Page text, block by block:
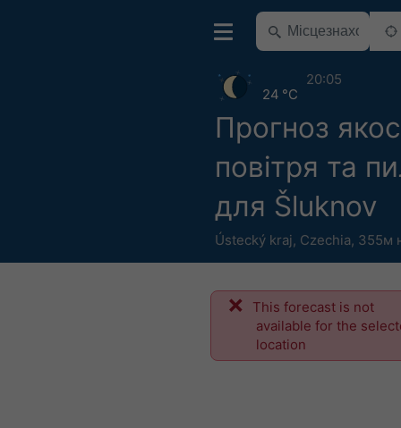
Прогноз
повітря та
для Šluknov
Ústecký kraj, Czechia, 355м
24 °C
20:05
This forecast is not
available for the
location